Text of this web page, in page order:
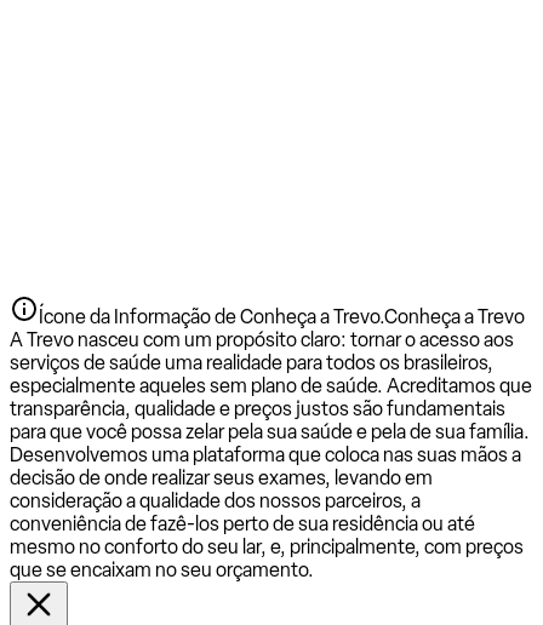
Ícone da Informação de Conheça a Trevo.Conheça a Trevo
A Trevo nasceu com um propósito claro: tornar o acesso aos
serviços de saúde uma realidade para todos os brasileiros,
especialmente aqueles sem plano de saúde. Acreditamos que
transparência, qualidade e preços justos são fundamentais
para que você possa zelar pela sua saúde e pela de sua família.
Desenvolvemos uma plataforma que coloca nas suas mãos a
decisão de onde realizar seus exames, levando em
consideração a qualidade dos nossos parceiros, a
conveniência de fazê-los perto de sua residência ou até
mesmo no conforto do seu lar, e, principalmente, com preços
que se encaixam no seu orçamento.